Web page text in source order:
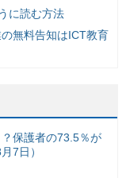
に読む方法
無料告知はICT教育
保護者の73.5％が
7日）